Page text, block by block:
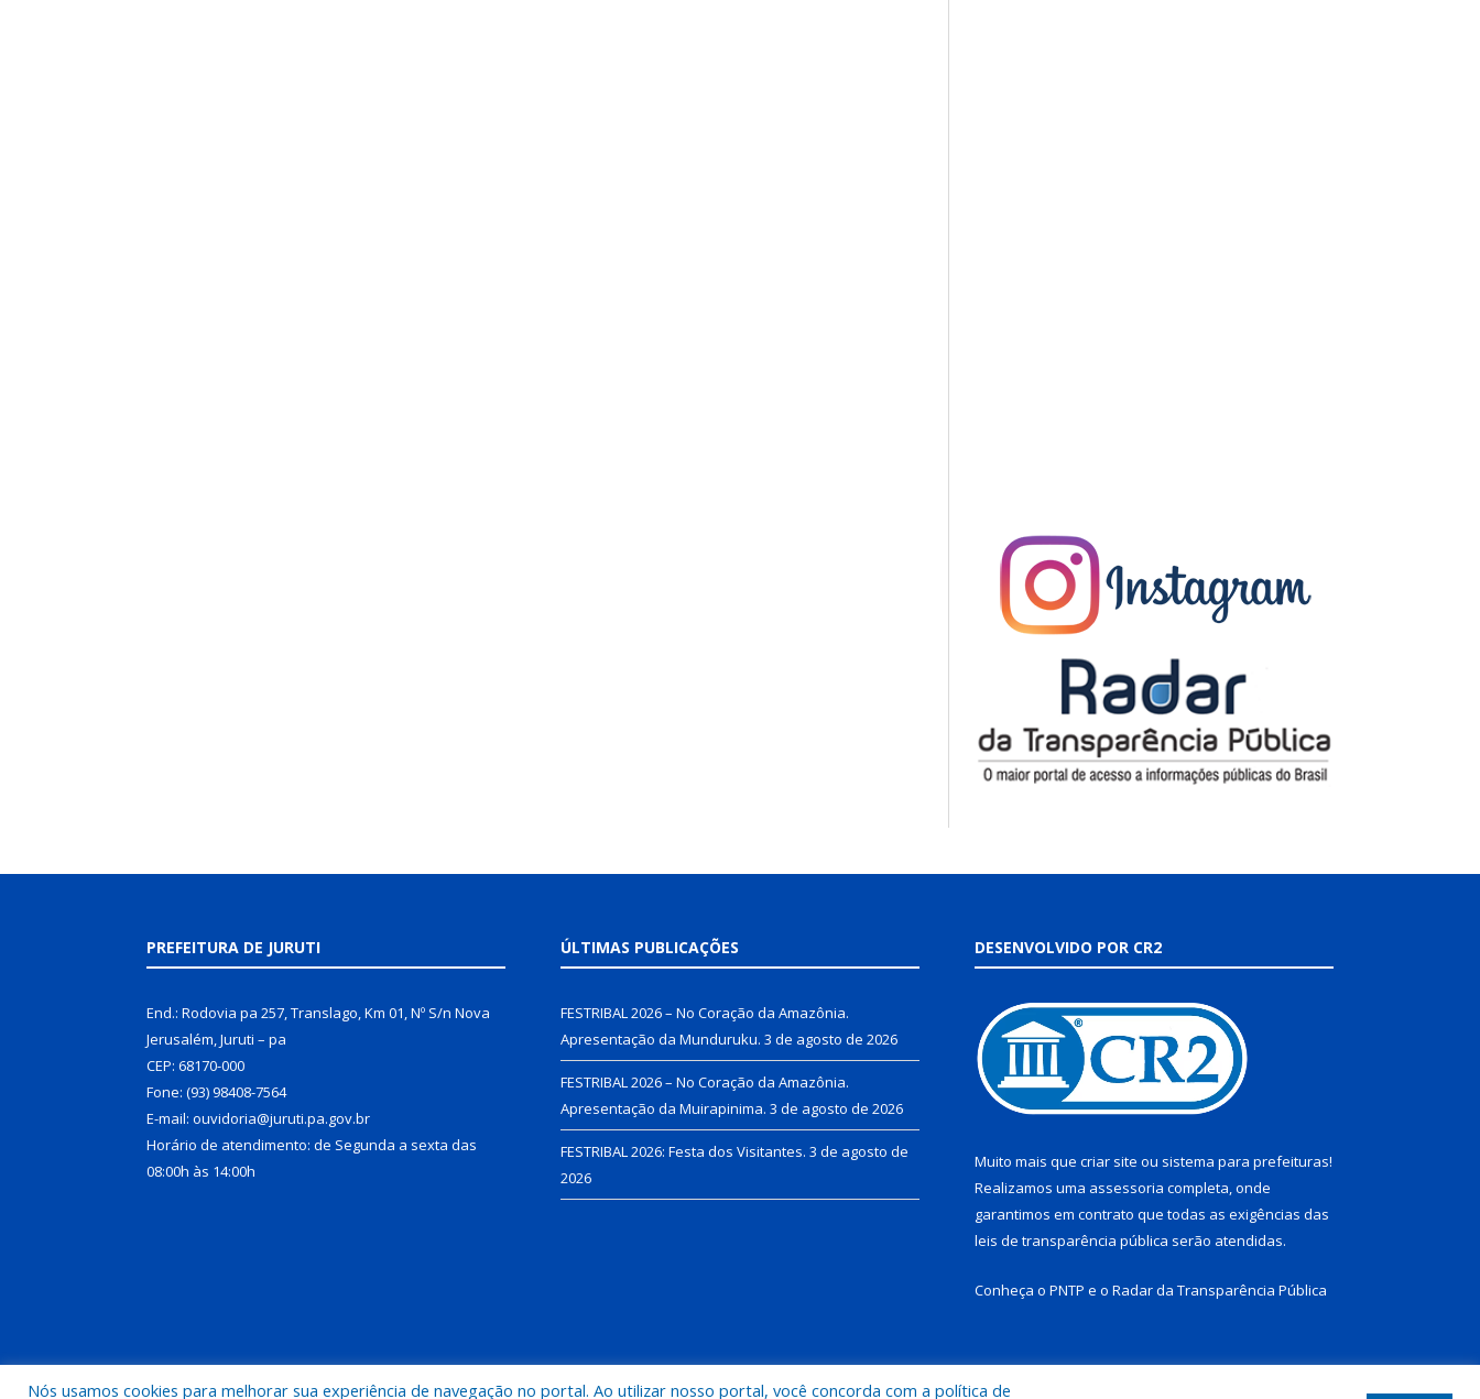
PREFEITURA DE JURUTI
End.: Rodovia pa 257, Translago, Km 01, Nº S/n Nova
Jerusalém, Juruti – pa
CEP: 68170-000
Fone: (93) 98408-7564
E-mail: ouvidoria@juruti.pa.gov.br
Horário de atendimento: de Segunda a sexta das
08:00h às 14:00h
ÚLTIMAS PUBLICAÇÕES
FESTRIBAL 2026 – No Coração da Amazônia.
Apresentação da Munduruku. 3 de agosto de 2026
FESTRIBAL 2026 – No Coração da Amazônia.
Apresentação da Muirapinima. 3 de agosto de 2026
FESTRIBAL 2026: Festa dos Visitantes. 3 de agosto de
2026
DESENVOLVIDO POR CR2
Muito mais que criar site ou sistema para prefeituras!
Realizamos uma assessoria completa, onde
garantimos em contrato que todas as exigências das
leis de transparência pública serão atendidas.
Conheça o PNTP e o Radar da Transparência Pública
Nós usamos cookies para melhorar sua experiência de navegação no portal. Ao utilizar nosso portal, você concorda com a política de